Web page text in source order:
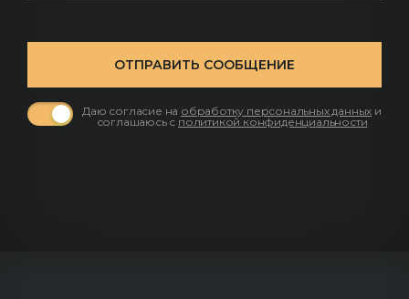
ОТПРАВИТЬ СООБЩЕНИЕ
Даю согласие на обработку персональных данных и
соглашаюсь с политикой конфиденциальности